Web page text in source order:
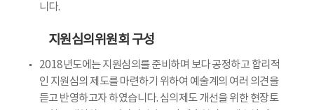
니다.
지원심의위원회 구성
2018년도에는 지원심의를 준비하며 보다 공정하고 합리적
인 지원심의 제도를 마련하기 위하여 예술계의 여러 의견을
듣고 반영하고자 하였습니다. 심의제도 개선을 위한 현장토